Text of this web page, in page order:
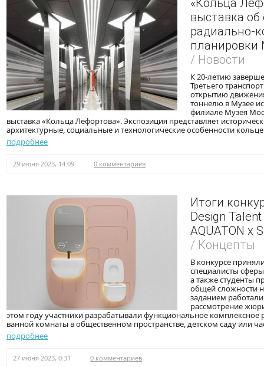
«Кольца
выставка об
радиально-
планировки
/ Новости
К 20-летию
Третьего
открытию
тоннелю в Музее
филиале Музея
выставка «Кольца Лефортова». Экспозиция представляет
архитектурные, социальные и технологические особенности
подробнее
29 июня 2023, 14:09 0 комментариев
Итоги
Design
AQUATON x
/ Концепты
В конкурсе
специалисты
а также студенты
общей сложности
заданием
рассмотрение
этом году участники разрабатывали функциональное комплексное
ванной комнаты в общественном пространстве, детском саду или
подробнее
27 июня 2023, 0:31 0 комментариев